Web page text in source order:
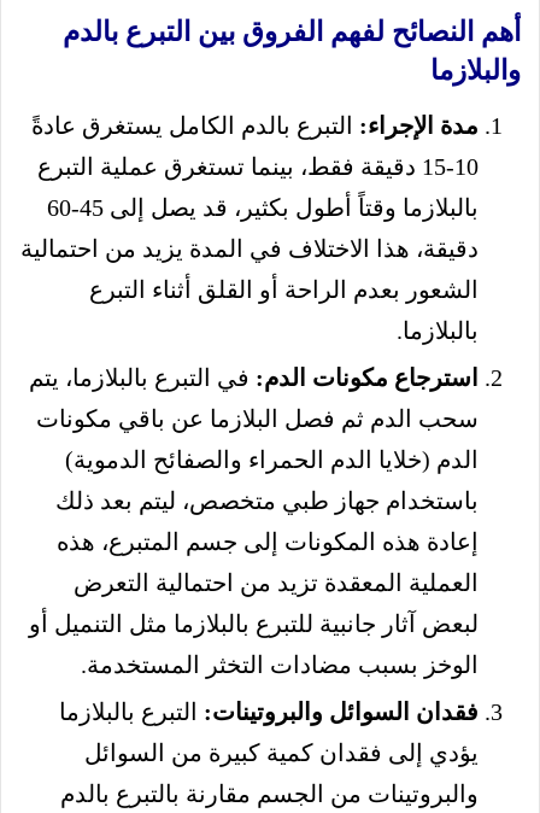
أهم النصائح لفهم الفروق بين التبرع بالدم
والبلازما
مدة الإجراء: التبرع بالدم الكامل يستغرق عادةً
10-15 دقيقة فقط، بينما تستغرق عملية التبرع
بالبلازما وقتاً أطول بكثير، قد يصل إلى 45-60
دقيقة، هذا الاختلاف في المدة يزيد من احتمالية
الشعور بعدم الراحة أو القلق أثناء التبرع
بالبلازما.
استرجاع مكونات الدم: في التبرع بالبلازما، يتم
سحب الدم ثم فصل البلازما عن باقي مكونات
الدم (خلايا الدم الحمراء والصفائح الدموية)
باستخدام جهاز طبي متخصص، ليتم بعد ذلك
إعادة هذه المكونات إلى جسم المتبرع، هذه
العملية المعقدة تزيد من احتمالية التعرض
لبعض آثار جانبية للتبرع بالبلازما مثل التنميل أو
الوخز بسبب مضادات التخثر المستخدمة.
فقدان السوائل والبروتينات: التبرع بالبلازما
يؤدي إلى فقدان كمية كبيرة من السوائل
والبروتينات من الجسم مقارنة بالتبرع بالدم